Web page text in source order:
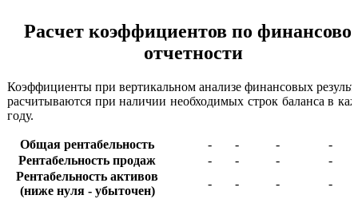
Расчет коэффициентов по
отчетности
Коэффициенты при вертикальном анализе финансовых
расчитываются при наличии необходимых строк баланса в
году.
Общая рентабельность - - -
-
Рентабельность продаж
- - -
-
Рентабельность активов
(ниже нуля - убыточен)
- - -
-